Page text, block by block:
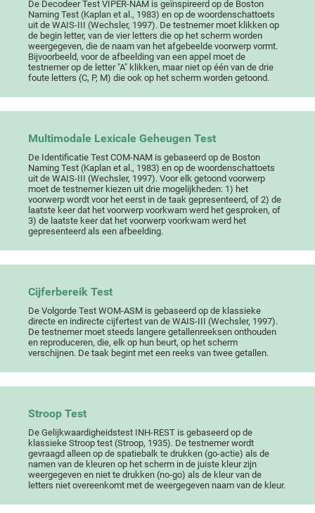
De Decodeer Test VIPER-NAM is geïnspireerd op de Boston
Naming Test (Kaplan et al., 1983) en op de woordenschattoets
uit de WAIS-III (Wechsler, 1997). De testnemer moet klikken op
de begin letter, van de vier letters die op het scherm worden
weergegeven, die de naam van het afgebeelde voorwerp vormt.
Bijvoorbeeld, voor de afbeelding van een appel moet de
testnemer op de letter "A" klikken, maar niet op één van de drie
foute letters (C, P, M) die ook op het scherm worden getoond.
Multimodale Lexicale Geheugen Test
De Identificatie Test COM-NAM is gebaseerd op de Boston
Naming Test (Kaplan et al., 1983) en op de woordenschattoets
uit de WAIS-III (Wechsler, 1997). Voor elk getoond voorwerp
moet de testnemer kiezen uit drie mogelijkheden: 1) het
voorwerp wordt voor het eerst in de taak gepresenteerd, of 2) de
laatste keer dat het voorwerp voorkwam werd het gesproken, of
3) de laatste keer dat het voorwerp voorkwam werd het
gepresenteerd als een afbeelding.
Cijferbereik Test
De Volgorde Test WOM-ASM is gebaseerd op de klassieke
directe en indirecte cijfertest van de WAIS-III (Wechsler, 1997).
De testnemer moet steeds langere getallenreeksen onthouden
en reproduceren, die, elk op hun beurt, op het scherm
verschijnen. De taak begint met een reeks van twee getallen.
Stroop Test
De Gelijkwaardigheidstest INH-REST is gebaseerd op de
klassieke Stroop test (Stroop, 1935). De testnemer wordt
gevraagd alleen op de spatiebalk te drukken (go-actie) als de
namen van de kleuren op het scherm in de juiste kleur zijn
weergegeven en niet te drukken (no-go) als de kleur van de
letters niet overeenkomt met de weergegeven naam van de kleur.